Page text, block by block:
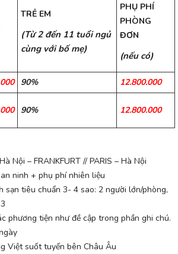
TRẺ EM
(Từ 2 đến 11 tuổi ngủ
cùng với bố mẹ)
PHỤ PHÍ
PHÒNG
ĐƠN
(nếu có)
90%
12.800.000
90% 12.800.000
Nội – FRANKFURT // PARIS – Hà Nội
ninh + phụ phí nhiên liệu
sạn tiêu chuẩn 3- 4 sao: 2 người lớn/phòng,
phương tiện như đề cập trong phần ghi chú.
Việt suốt tuyến bên Châu Âu